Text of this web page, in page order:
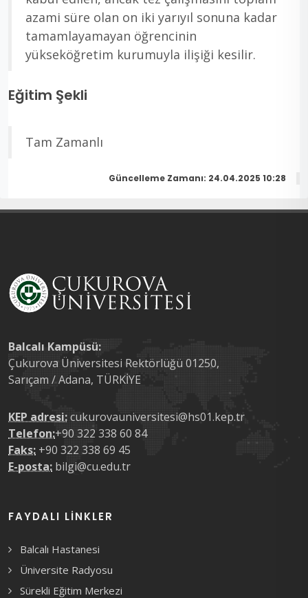
azami süre olan on iki yarıyıl sonuna kadar
tamamlayamayan öğrencinin
yükseköğretim kurumuyla ilişiği kesilir.
Eğitim Şekli
Tam Zamanlı
Güncelleme Zamanı: 24.04.2025 10:28
Balcalı Kampüsü:
Çukurova Üniversitesi Rektörlüğü 01250,
Sarıçam / Adana, TÜRKİYE
KEP adresi:cukurovauniversitesi@hs01.kep.tr
Telefon:+90 322 338 60 84
Faks: +90 322 338 69 45
E-posta: bilgi@cu.edu.tr
FAYDALI LINKLER
Balcalı Hastanesi
Üniversite Radyosu
Sürekli Eğitim Merkezi